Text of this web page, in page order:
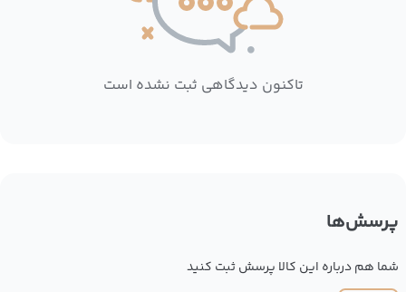
تاکنون دیدگاهی ثبت نشده است
پرسش‌ها
شما هم درباره این کالا پرسش ثبت کنید